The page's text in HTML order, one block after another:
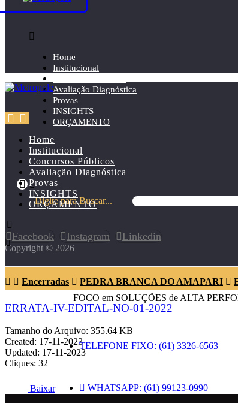
Home
Institucional
Avaliação Diagnóstica
Provas
INSIGHTS
ORÇAMENTO
Digite para Buscar...
FOCO em SOLUÇÕES de ALTA
TELEFONE FIXO: (61) 3326-6563
WHATSAPP: (61) 99123-0990
Home
Institucional
Concursos Públicos
Avaliação Diagnóstica
Provas
INSIGHTS
ORÇAMENTO
Facebook Instagram Linkedin
Copyright © 2026
Encerradas PEDRA BRANCA DO AMAPARI
ERRATA-IV-EDITAL-NO-01-2022
Tamanho do Arquivo: 355.64 KB
Created: 17-11-2023
Updated: 17-11-2023
Cliques: 32
Baixar